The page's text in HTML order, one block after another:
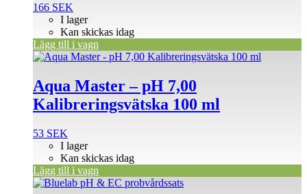
166 SEK
I lager
Kan skickas idag
Lägg till i vagn
Aqua Master – pH 7,00
Kalibreringsvätska 100 ml
53 SEK
I lager
Kan skickas idag
Lägg till i vagn